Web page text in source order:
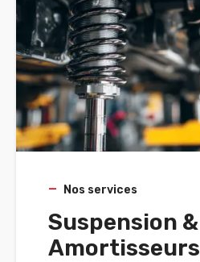
Nos services
Suspension &
Amortisseurs